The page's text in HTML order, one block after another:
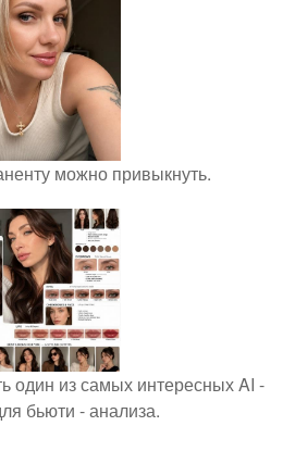
можно привыкнуть.
один из самых интересных AI -
бьюти - анализа.